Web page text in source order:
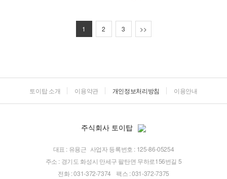
1 2 3 >>
토이탑 소개 이용약관 개인정보처리방침 이용안내
주식회사 토이탑
대표 : 유용근 사업자 등록번호 : 125-86-05254
주소 : 경기도 화성시 만세구 팔탄면 무하로156번길 5
전화 : 031-372-7374
팩스 : 031-372-7375